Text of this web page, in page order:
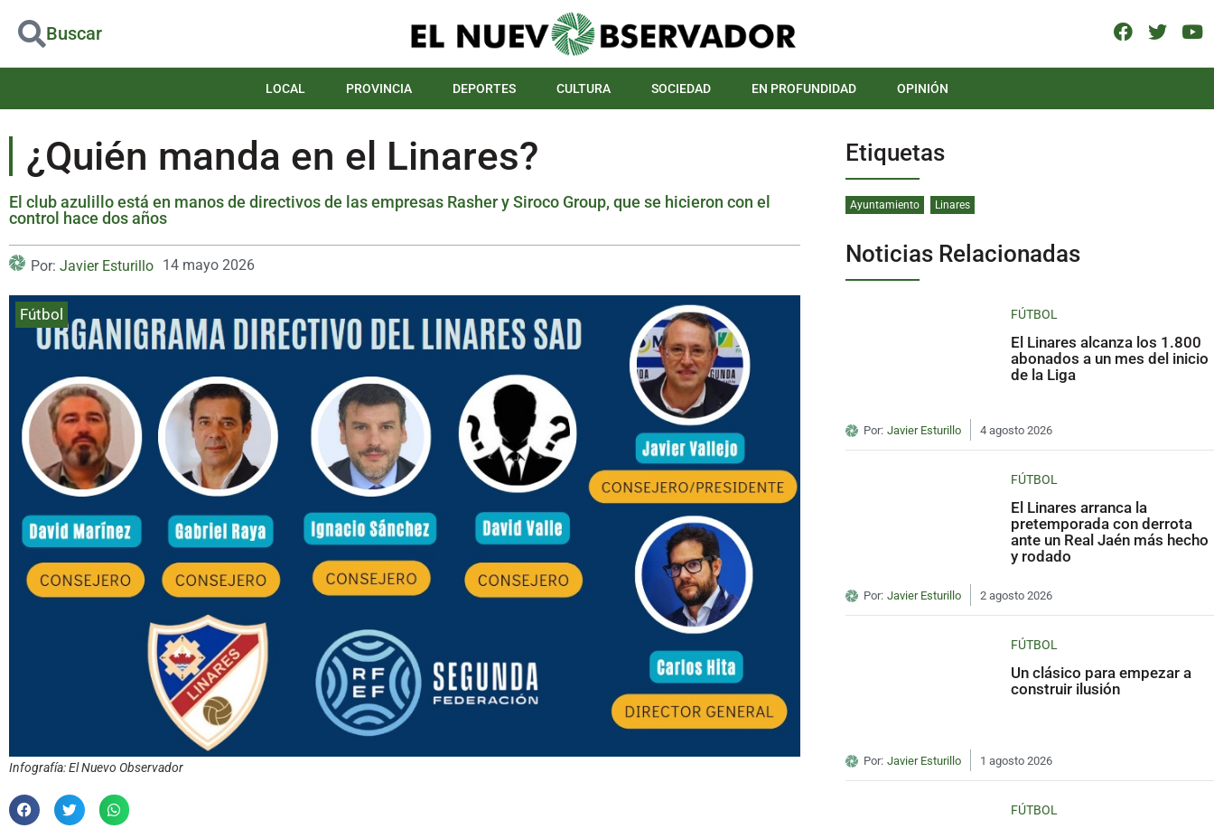
Buscar
LOCAL PROVINCIA DEPORTES CULTURA SOCIEDAD EN PROFUNDIDAD OPINIÓN
¿Quién manda en el Linares?
El club azulillo está en manos de directivos de las empresas Rasher y Siroco Group, que se hicieron con el
control hace dos años
Por: Javier Esturillo 14 mayo 2026
Fútbol
Infografía: El Nuevo Observador
Etiquetas
Ayuntamiento Linares
Noticias Relacionadas
FÚTBOL
El Linares alcanza los 1.800
abonados a un mes del inicio
de la Liga
Por: Javier Esturillo 4 agosto 2026
FÚTBOL
El Linares arranca la
pretemporada con derrota
ante un Real Jaén más hecho
y rodado
Por: Javier Esturillo 2 agosto 2026
FÚTBOL
Un clásico para empezar a
construir ilusión
Por: Javier Esturillo 1 agosto 2026
FÚTBOL